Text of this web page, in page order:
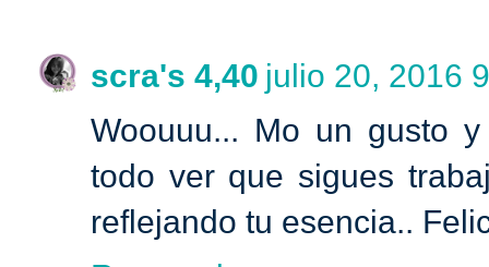
scra's 4,40 julio 20, 2016
Woouuu... Mo un gusto
todo ver que sigues
reflejando tu esencia..